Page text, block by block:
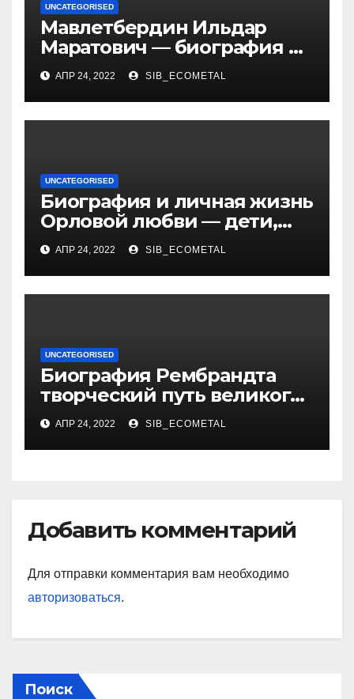
UNCATEGORISED
Мавлетбердин Ильдар
Маратович — биография и
достижения талантливого
российского политика и
бизнесмена
АПР 24, 2022 SIB_ECOMETAL
UNCATEGORISED
Биография и личная жизнь
Орловой любви — дети,
достижения, семейные
радости
АПР 24, 2022 SIB_ECOMETAL
UNCATEGORISED
Биография Рембрандта
творческий путь великого
художника
АПР 24, 2022 SIB_ECOMETAL
Добавить комментарий
Для отправки комментария вам необходимо
авторизоваться.
Поиск